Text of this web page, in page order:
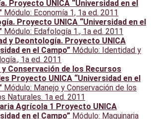
Proyecto UNICA “Universidad en el
Módulo: Economía 1, 1a ed. 2011
Proyecto UNICA “Universidad en el
Módulo: Edafología 1., 1a ed. 2011
y Deontología. Proyecto UNICA
en el Campo” Módulo: Identidad y
1a ed. 2011
y Conservación de los Recursos
Proyecto UNICA “Universidad en el
Módulo: Manejo y Conservación de los
Naturales. 1a ed. 2011
Agrícola 1 Proyecto UNICA
en el Campo” Módulo: Maquinaria